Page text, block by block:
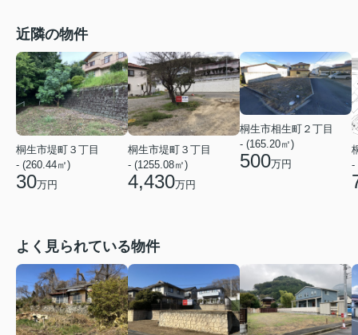
近隣の物件
桐生市堤町３丁目
- (260.44㎡)
30万円
桐生市堤町３丁目
- (1255.08㎡)
4,430万円
桐生市相生町２丁目
- (165.20㎡)
500万円
-
よく見られている物件